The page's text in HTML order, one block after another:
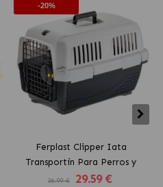
-20%
Ferplast Clipper Iata
Transportín Para Perros y
Gatos
36.99 € 29.59 €